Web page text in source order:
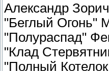
Александр
"Беглый Огонь"
"Полураспад"
"Клад
"Полный